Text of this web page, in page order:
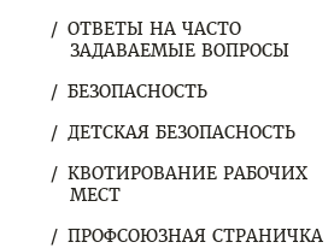
ОТВЕТЫ НА ЧАСТО
ЗАДАВАЕМЫЕ ВОПРОСЫ
БЕЗОПАСНОСТЬ
ДЕТСКАЯ БЕЗОПАСНОСТЬ
КВОТИРОВАНИЕ РАБОЧИХ
МЕСТ
ПРОФСОЮЗНАЯ СТРАНИЧКА